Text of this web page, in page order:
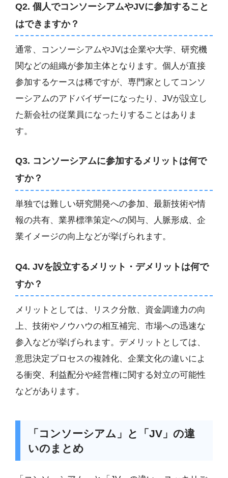
Q2. 個人でコンソーシアムやJVに参加すること
はできますか？
通常、コンソーシアムやJVは企業や大学、研究機
関などの組織が参加主体となります。個人が直接
参加するケースは稀ですが、専門家としてコンソ
ーシアムのアドバイザーになったり、JVが設立し
た新会社の従業員になったりすることはありま
す。
Q3. コンソーシアムに参加するメリットは何で
すか？
単独では難しい研究開発への参加、最新技術や情
報の共有、業界標準策定への関与、人脈形成、企
業イメージの向上などが挙げられます。
Q4. JVを設立するメリット・デメリットは何で
すか？
メリットとしては、リスク分散、資金調達力の向
上、技術やノウハウの相互補完、市場への迅速な
参入などが挙げられます。デメリットとしては、
意思決定プロセスの複雑化、企業文化の違いによ
る衝突、利益配分や経営権に関する対立の可能性
などがあります。
「コンソーシアム」と「JV」の違
いのまとめ